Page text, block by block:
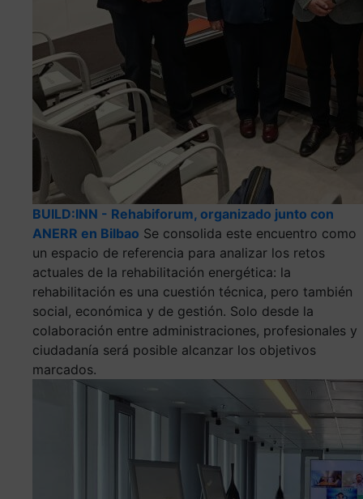
BUILD:INN - Rehabiforum, organizado junto con
ANERR en Bilbao Se consolida este encuentro como
un espacio de referencia para analizar los retos
actuales de la rehabilitación energética: la
rehabilitación es una cuestión técnica, pero también
social, económica y de gestión. Solo desde la
colaboración entre administraciones, profesionales y
ciudadanía será posible alcanzar los objetivos
marcados.